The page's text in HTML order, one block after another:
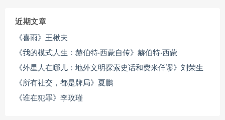
近期文章
《喜雨》王楸夫
《我的模式人生：赫伯特·西蒙自传》赫伯特·西蒙
《外星人在哪儿：地外文明探索史话和费米佯谬》刘荣生
《所有社交，都是牌局》夏鹏
《谁在犯罪》李玫瑾